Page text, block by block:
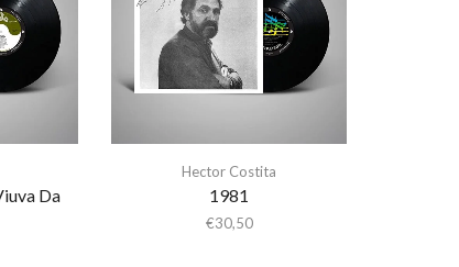
Da
Hector Costita
1981
€30,50